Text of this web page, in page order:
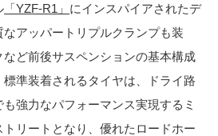
「YZF-R1」 にインスパイアされたデ
アッパートリプルクランプも装
ど前後サスペンションの基本構成
準装着されるタイヤは、ドライ路
強力なパフォーマンス実現するミ
リートとなり、優れたロードホー